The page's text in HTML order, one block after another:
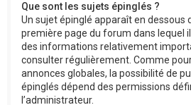
Que sont les sujets épinglés ?
Un sujet épinglé apparaît en dessous
première page du forum dans lequel
des informations relativement
consulter régulièrement. Comme
annonces globales, la possibilité de
épinglés dépend des permissions
l’administrateur.